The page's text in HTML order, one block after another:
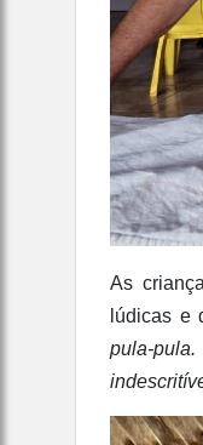
As
lúdicas e
pula-